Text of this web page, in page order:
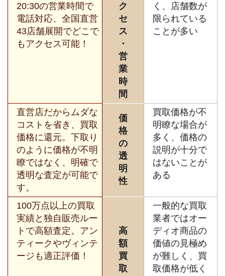
20:30の営業時間で
電話対応、全国直営
43店舗展開でどこで
もアクセス可能！
ク
セ
ス
・
営
業
時
間
く、店舗数が
限られている
ことが多い
直営店だからムダな
コストを省き、買取
価格に還元。下取り
のように価格が不明
瞭ではなく、明確で
透明な査定が可能で
す。
価
格
の
透
明
性
買取価格が不
明瞭な場合が
多く、価格の
説明が十分で
はないことが
ある
100万点以上の買取
実績と独自販売ルー
トで高額査定。アン
ティークやヴィンテ
ージも適正評価！
高
額
買
取
一般的な買取
業者ではオー
ディオ商品の
価値の見極め
が難しく、買
取価格が低く